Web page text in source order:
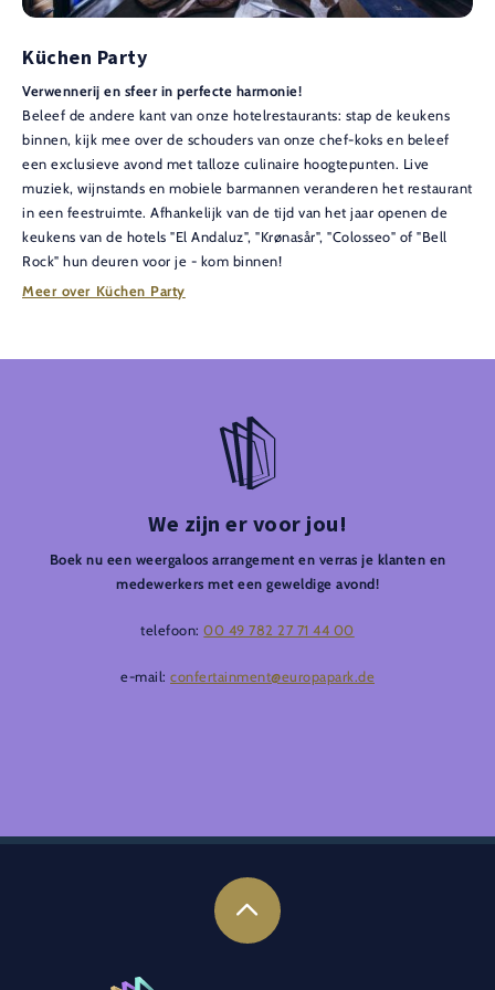
Küchen Party
Verwennerij en sfeer in perfecte harmonie!
Beleef de andere kant van onze hotelrestaurants: stap de keukens
binnen, kijk mee over de schouders van onze chef-koks en beleef
een exclusieve avond met talloze culinaire hoogtepunten. Live
muziek, wijnstands en mobiele barmannen veranderen het restaurant
in een feestruimte. Afhankelijk van de tijd van het jaar openen de
keukens van de hotels "El Andaluz", "Krønasår", "Colosseo" of "Bell
Rock" hun deuren voor je - kom binnen!
Meer over Küchen Party
We zijn er voor jou!
Boek nu een weergaloos arrangement en verras je klanten en
medewerkers met een geweldige avond!
telefoon:00 49 782 27 71 44 00
e-mail: confertainment@europapark.de